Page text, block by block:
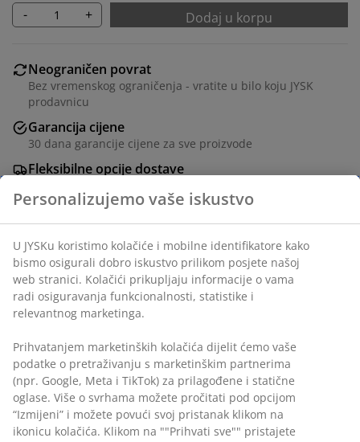
- + Dodaj u korpu
Neograničen povrat
Bez vremenskog ograničenja - vratite u bilo koju JYSK
prodavnicu
Garancija cijene
30 dana garancije cijene za sve proizvode
Fleksibilne opcije dostave
šifra artikla: 4058385
Podaci o proizvodu
Recenzije
(53)